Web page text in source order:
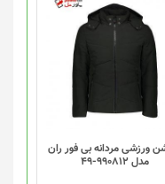
ورزشی مردانه بی فور ران
مدل 990812-49